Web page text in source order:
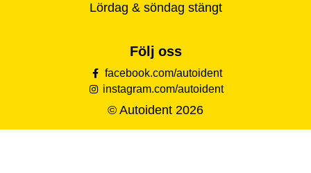
Lördag & söndag stängt
Följ oss
facebook.com/autoident
instagram.com/autoident
© Autoident 2026